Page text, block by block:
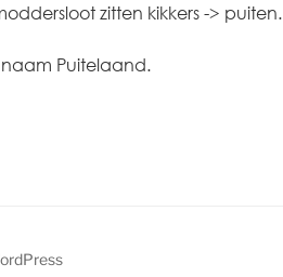
zitten kikkers -> puiten.
Puitelaand.